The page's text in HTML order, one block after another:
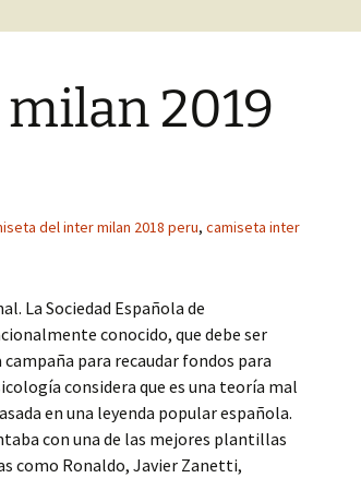
2019
del inter milan 2018 peru, camiseta inter
La Sociedad Española de
conocido, que debe ser
para recaudar fondos para
considera que es una teoría mal
en una leyenda popular española.
con una de las mejores plantillas
como Ronaldo, Javier Zanetti,